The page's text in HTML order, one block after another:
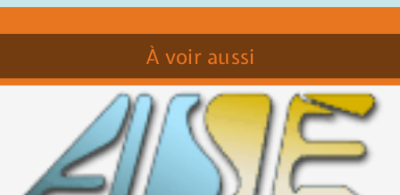
À voir aussi